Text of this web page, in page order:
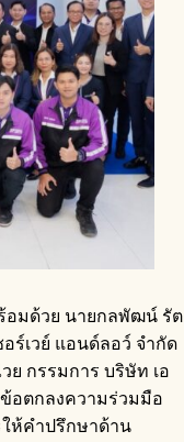
อมด้วย นายกลพัฒน์ รัต
ร์เวย์ แอนด์ลอว์ จำกัด
ย กรรมการ บริษัท เอ
อตกลงความร่วมมือ
ให้คำปรึกษาด้าน